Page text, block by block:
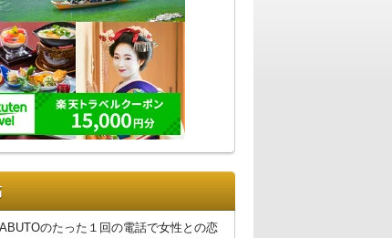
のたった１回の電話で女性との恋